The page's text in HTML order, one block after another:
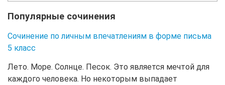
Популярные сочинения
Сочинение по личным впечатлениям в форме письма
5 класс
Лето. Море. Солнце. Песок. Это является мечтой для
каждого человека. Но некоторым выпадает